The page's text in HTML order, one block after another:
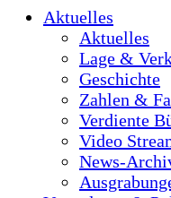
Aktuelles
Aktuelles
Lage &
Geschichte
Zahlen &
Verdiente
Video
News-